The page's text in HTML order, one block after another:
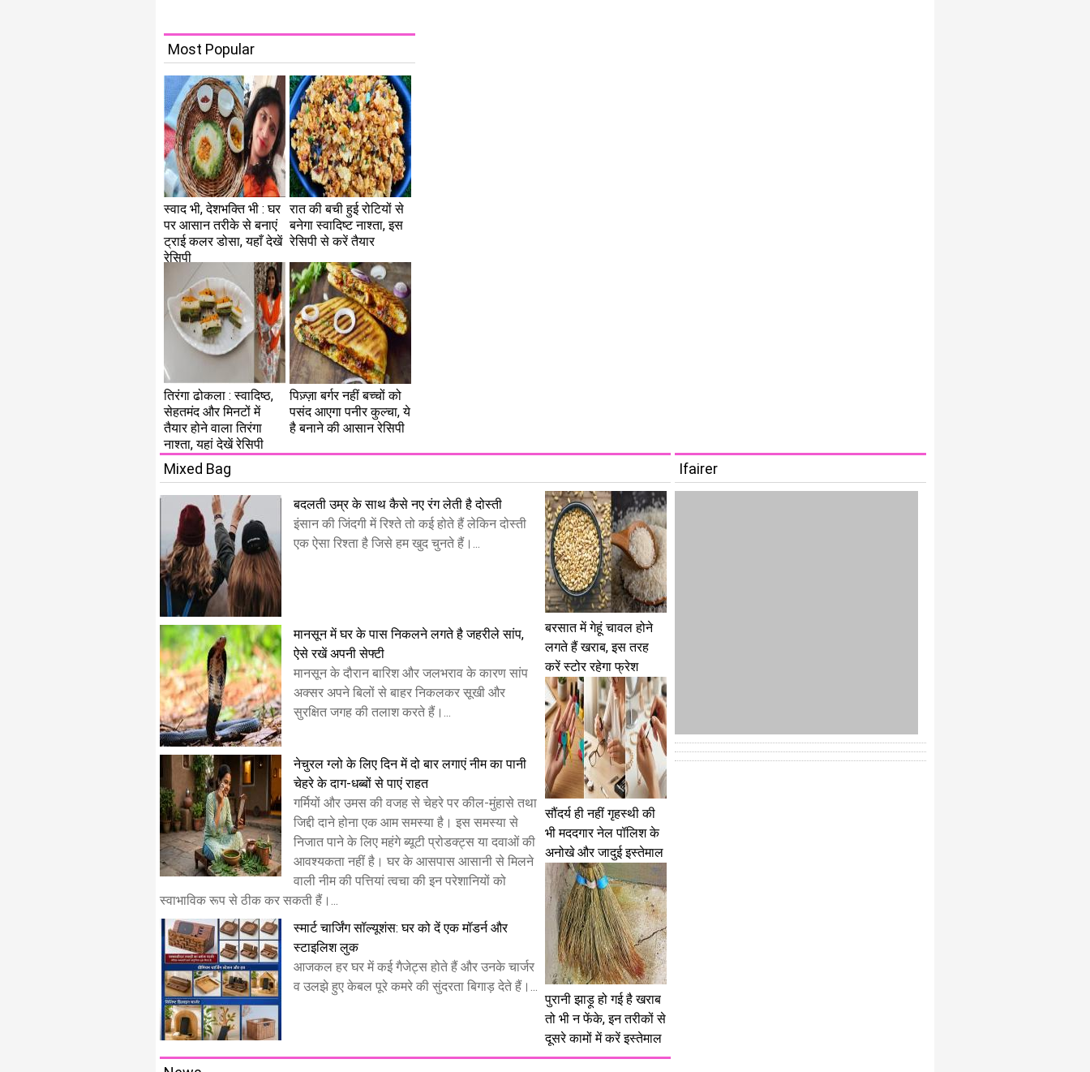
Most Popular
स्वाद भी, देशभक्ति भी : घर
पर आसान तरीके से बनाएं
ट्राई कलर डोसा, यहाँ देखें
रेसिपी
रात की बची हुई रोटियों से
बनेगा स्वादिष्ट नाश्ता, इस
रेसिपी से करें तैयार
तिरंगा ढोकला : स्वादिष्ठ,
सेहतमंद और मिनटों में
तैयार होने वाला तिरंगा
नाश्ता, यहां देखें रेसिपी
पिज़्ज़ा बर्गर नहीं बच्चों को
पसंद आएगा पनीर कुल्चा, ये
है बनाने की आसान रेसिपी
Mixed Bag
बदलती उम्र के साथ कैसे नए रंग लेती है दोस्ती
​इंसान की जिंदगी में रिश्ते तो कई होते हैं लेकिन दोस्ती
एक ऐसा रिश्ता है जिसे हम खुद चुनते हैं।...
मानसून में घर के पास निकलने लगते है जहरीले सांप,
ऐसे रखें अपनी सेफ्टी
मानसून के दौरान बारिश और जलभराव के कारण सांप
अक्सर अपने बिलों से बाहर निकलकर सूखी और
सुरक्षित जगह की तलाश करते हैं।...
नेचुरल ग्लो के लिए दिन में दो बार लगाएं नीम का पानी
चेहरे के दाग-धब्बों से पाएं राहत
गर्मियों और उमस की वजह से चेहरे पर कील-मुंहासे तथा
जिद्दी दाने होना एक आम समस्या है। इस समस्या से
निजात पाने के लिए महंगे ब्यूटी प्रोडक्ट्स या दवाओं की
आवश्यकता नहीं है। घर के आसपास आसानी से मिलने
वाली नीम की पत्तियां त्वचा की इन परेशानियों को
स्वाभाविक रूप से ठीक कर सकती हैं।...
स्मार्ट चार्जिंग सॉल्यूशंस: घर को दें एक मॉडर्न और
स्टाइलिश लुक
​आजकल हर घर में कई गैजेट्स होते हैं और उनके चार्जर
व उलझे हुए केबल पूरे कमरे की सुंदरता बिगाड़ देते हैं।...
बरसात में गेहूं चावल होने
लगते हैं खराब, इस तरह
करें स्टोर रहेगा फ्रेश
सौंदर्य ही नहीं गृहस्थी की
भी मददगार नेल पॉलिश के
अनोखे और जादुई इस्तेमाल
पुरानी झाड़ू हो गई है खराब
तो भी न फेंके, इन तरीकों से
दूसरे कामों में करें इस्तेमाल
Ifairer